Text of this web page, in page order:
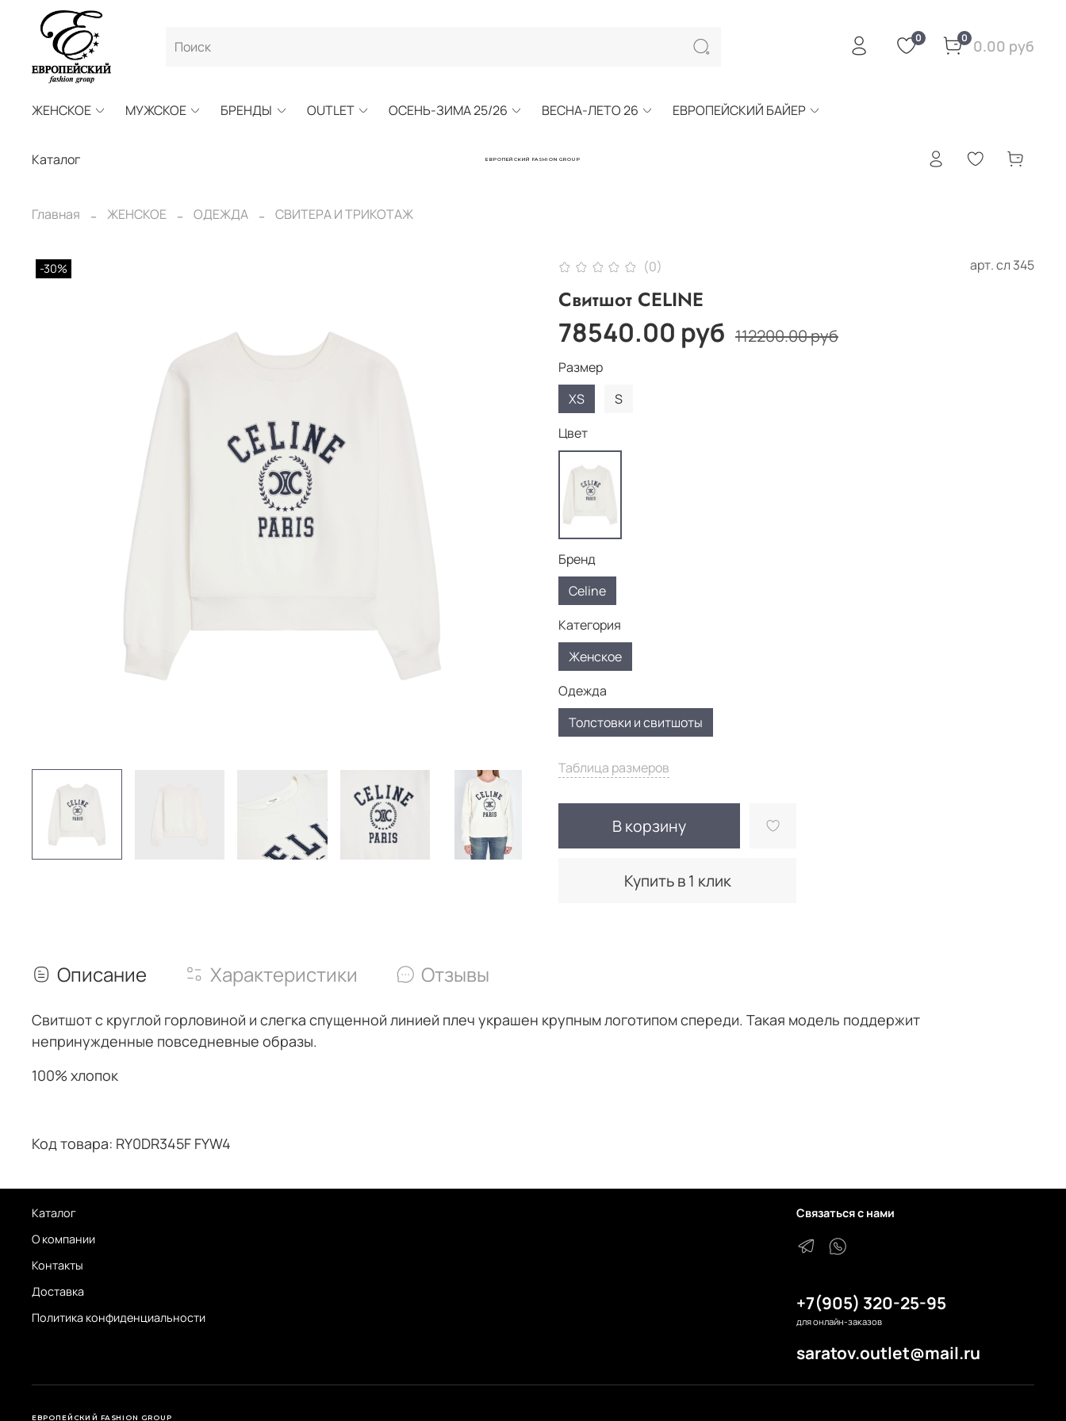
0 0 0.00 руб
ЖЕНСКОЕ МУЖСКОЕ БРЕНДЫ OUTLET ОСЕНЬ-ЗИМА 25/26 ВЕСНА-ЛЕТО 26 ЕВРОПЕЙСКИЙ БАЙЕР
ЕВРОПЕЙСКИЙ FASHION GROUP
Каталог
Главная ЖЕНСКОЕ ОДЕЖДА СВИТЕРА И ТРИКОТАЖ
-30% (0) арт.сл 345
Свитшот CELINE
78540.00 руб 112200.00 руб
Таблица размеров
В корзину
Купить в 1 клик
Размер
XS
S
Цвет
Бренд
Celine
Категория
Женское
Одежда
Толстовки и свитшоты
Описание Характеристики Отзывы
Свитшотс круглой горловиной и слегка спущенной линией плеч украшен крупным логотипом спереди. Такая модель поддержит
непринужденные повседневные образы.
100% хлопок
Код товара: RY0DR345F FYW4
Каталог
О компании
Контакты
Доставка
Политика конфиденциальности
Связаться с нами
+7(905) 320-25-95
для онлайн-заказов
saratov.outlet@mail.ru
ЕВРОПЕЙСКИЙ FASHION GROUP